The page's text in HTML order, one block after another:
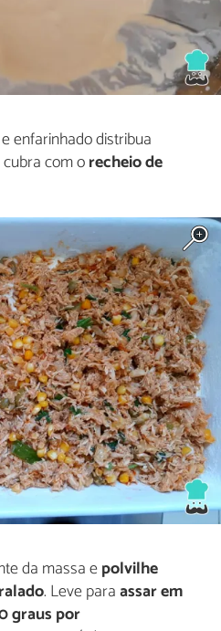
enfarinhado distribua
com orecheio de
da massa epolvilhe
. Leve paraassar em
graus por